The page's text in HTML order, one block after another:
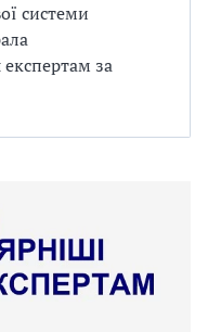
системи
за